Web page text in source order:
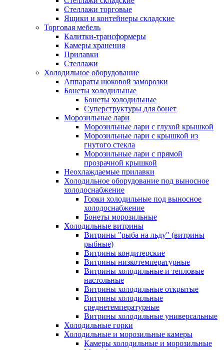
Стеллажи торговые
Ящики и контейнеры складские
Торговая мебель
Калитки-трансформеры
Камеры хранения
Прилавки
Стеллажи
Холодильное оборудование
Аппараты шоковой заморозки
Бонеты холодильные
Бонеты холодильные
Суперструктуры для бонет
Морозильные лари
Морозильные лари с глухой крышкой
Морозильные лари с крышкой из
гнутого стекла
Морозильные лари с прямой
прозрачной крышкой
Неохлаждаемые прилавки
Холодильное оборудование под выносное
холодоснабжение
Горки холодильные под выносное
холодоснабжение
Бонеты морозильные
Холодильные витрины
Витрины "рыба на льду" (витрины
рыбные)
Витрины кондитерские
Витрины низкотемпературные
Витрины холодильные и тепловые
настольные
Витрины холодильные открытые
Витрины холодильные
среднетемпературные
Витрины холодильные универсальные
Холодильные горки
Холодильные и морозильные камеры
Камеры холодильные и морозильные